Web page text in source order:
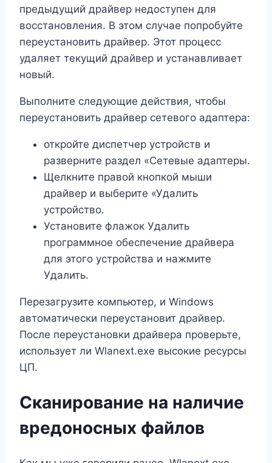
предыдущий драйвер недоступен для
восстановления. В этом случае попробуйте
переустановить драйвер. Этот процесс
удаляет текущий драйвер и устанавливает
новый.
Выполните следующие действия, чтобы
переустановить драйвер сетевого адаптера:
откройте диспетчер устройств и
разверните раздел «Сетевые адаптеры.
Щелкните правой кнопкой мыши
драйвер и выберите «Удалить
устройство.
Установите флажок Удалить
программное обеспечение драйвера
для этого устройства и нажмите
Удалить.
Перезагрузите компьютер, и Windows
автоматически переустановит драйвер.
После переустановки драйвера проверьте,
использует ли Wlanext.exe высокие ресурсы
ЦП.
Сканирование на наличие
вредоносных файлов